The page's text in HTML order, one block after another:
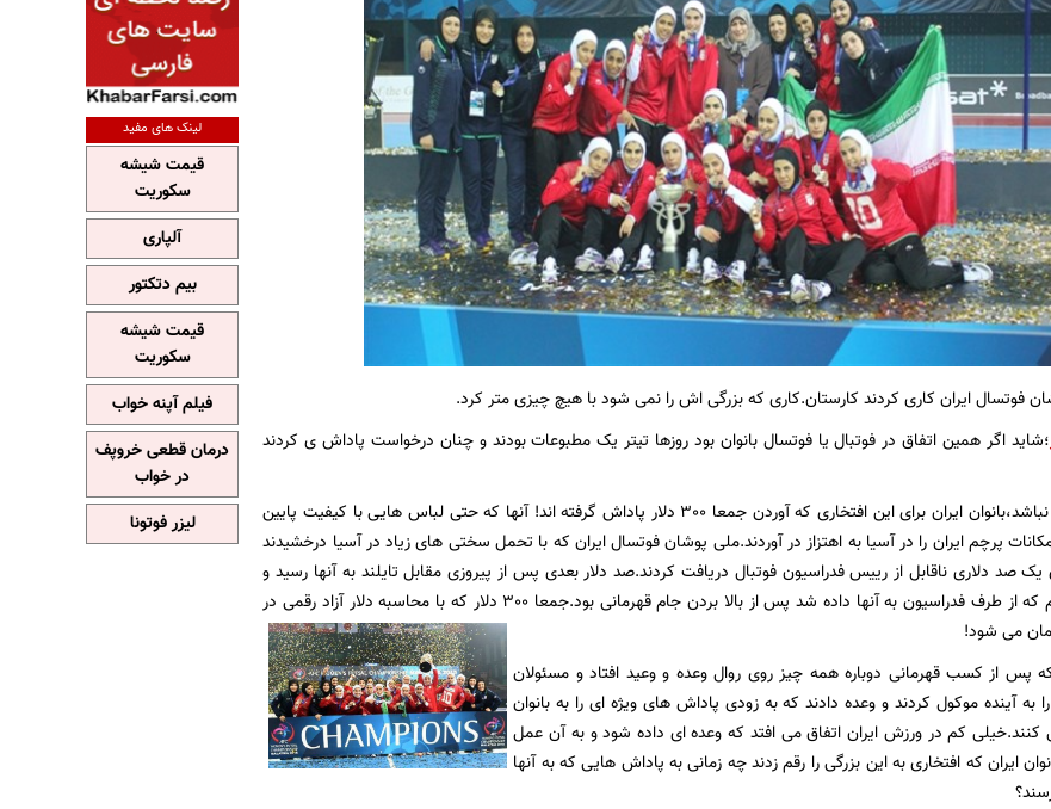
فوتسال ایران کاری کردند کارستان.کاری که بزرگی اش را نمی شود با هیچ چیزی متر کرد.
؛شاید اگر همین اتفاق در فوتبال یا فوتسال بانوان بود روزها تیتر یک مطبوعات بودند و چنان درخواست پاداش ی کردند
اما شاید باور کردنی نباشد،بانوان ایران برای این افتخاری که آوردن جمعا 300 دلار پاداش گرفته اند! آنها که حتی لباس هایی با کیفیت پایین
پرچم ایران را در آسیا به اهتزاز در آوردند.ملی پوشان فوتسال ایران که با تحمل سختی های زیاد در آسیا درخشیدند
یک صد دلاری ناقابل از رییس فدراسیون فوتبال دریافت کردند.صد دلار بعدی پس از پیروزی مقابل تایلند به آنها رسید و
آخرین صد دلاری هم که از طرف فدراسیون به آنها داده شد پس از بالا بردن جام قهرمانی بود.جمعا 300 دلار که با محاسبه دلار آزاد رقمی در
می شود!
پس از کسب قهرمانی دوباره همه چیز روی روال وعده و وعید افتاد و مسئولان
به آینده موکول کردند و وعده دادند که به زودی پاداش های ویژه ای را به بانوان
کم در ورزش ایران اتفاق می افتد که وعده ای داده شود و به آن عمل
ایران که افتخاری به این بزرگی را رقم زدند چه زمانی به پاداش هایی که به آنها
لینک های مفید
قیمت شیشه
سکوریت
آلپاری
بیم دتکتور
قیمت شیشه
سکوریت
فیلم آپنه خواب
درمان قطعی خروپف
در خواب
لیزر فوتونا